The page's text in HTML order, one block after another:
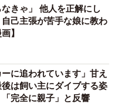
なきゃ」 他人を正解にし
己主張が苦手な娘に教わ
】
ーに追われています」甘え
は飼い主にダイブする姿
完全に親子」と反響